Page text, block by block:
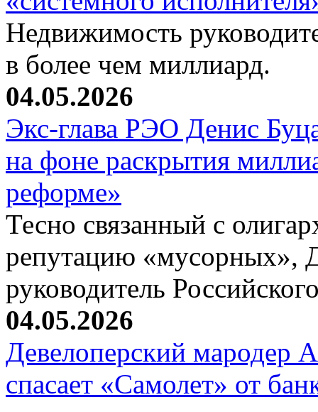
Недвижимость
в более чем миллиард.
04.05.2026
Экс-глава РЭО Денис
на фоне раскрытия
реформе»
Тесно связанный с
репутацию «мусорных»,
руководитель
04.05.2026
Девелоперский мародер
спасает «Самолет» от